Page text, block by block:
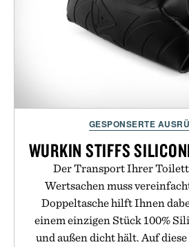
GESPONSERTE
WURKIN STIFFS
Der Transport Ihrer
Wertsachen muss
Doppeltasche hilft Ihnen
einem einzigen Stück 100%
und außen dicht hält. Auf diese